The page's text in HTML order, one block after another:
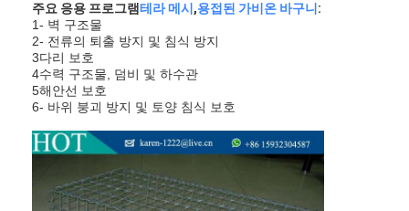
석탄 가비온 바구니
건축 금속 메쉬
알루미늄 체인 플라이 스크린
존슨 스크린 필터
금속 메쉬 펜스
주요 응용 프로그램테라 메시 ,용접된 가비온 바구니 :
1- 벽 구조물
2- 전류의 퇴출 방지 및 침식 방지
3다리 보호
4수력 구조물, 덤비 및 하수관
5해안선 보호
6- 바위 붕괴 방지 및 토양 침식 보호